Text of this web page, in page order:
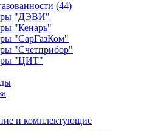
(44)
"ДЭВИ"
"Кенарь"
"СарГазКом"
"Счетприбор"
"ЦИТ"
и комплектующие